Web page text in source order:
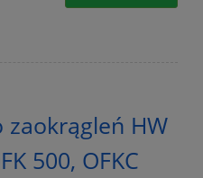
zaokrągleń HW
500, OFKC